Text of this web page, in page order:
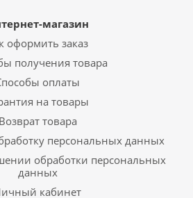
магазин
оформить заказ
получения товара
оплаты
на товары
Возврат товара
персональных данных
обработки персональных
данных
кабинет